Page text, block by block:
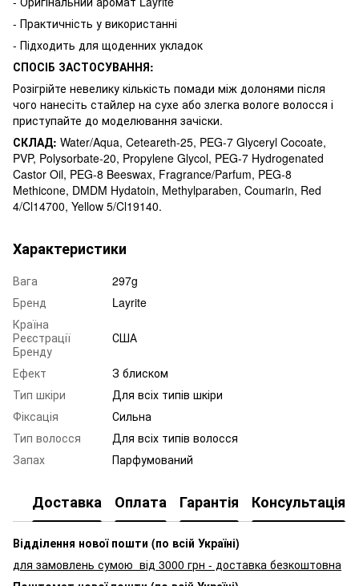
- Практичність у використанні
- Підходить для щоденних укладок
СПОСІБ ЗАСТОСУВАННЯ:
Розігрійте невелику кількість помади між долонями після
чого нанесіть стайлер на сухе або злегка вологе волосся і
приступайте до моделювання зачіски.
СКЛАД: Water/Aqua, Ceteareth-25, PEG-7 Glyceryl Cocoate,
PVP, Polysorbate-20, Propylene Glycol, PEG-7 Hydrogenated
Castor Oil, PEG-8 Beeswax, Fragrance/Parfum, PEG-8
Methicone, DMDM Hydatoin, Methylparaben, Coumarin, Red
4/Cl14700, Yellow 5/Cl19140.
Характеристики
Вага
297g
Бренд
Layrite
Країна
Реєстрації
Бренду
США
Ефект
З блиском
Тип шкіри
Для всіх типів шкіри
Фіксація
Сильна
Тип волосся
Для всіх типів волосся
Запах
Парфумований
Доставка Оплата Гарантія Консультація
Відділення нової пошти (по всій Україні)
для замовлень сумою від 3000 грн - доставка безкоштовна